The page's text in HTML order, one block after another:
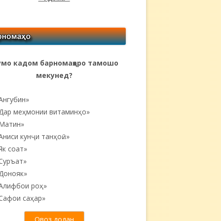
кадом барномаҳоро тамошо
мекунед?
меҳмонии витаминҳо»
кунҷи танҳоӣ...»
соат»
роҳ»
саҳар»